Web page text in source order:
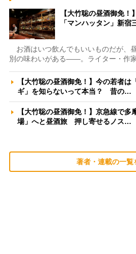
【大竹聡の昼酒御免！
「マンハッタン」新
お酒はいつ飲んでもいいものだが、
別の味わいがある――。ライター・作
【大竹聡の昼酒御免！】今の若者
ギ」を知らないって本当？ 昔の…
【大竹聡の昼酒御免！】京急線で
場」へと昼酒旅 押し寄せるノス…
著者・連載の一覧